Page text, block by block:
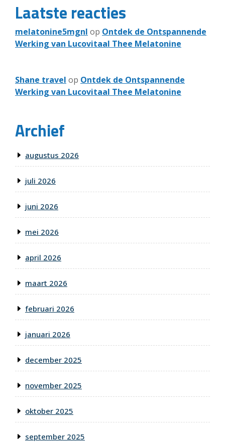
Laatste reacties
melatonine5mgnl op Ontdek de Ontspannende
Werking van Lucovitaal Thee Melatonine
Shane travel op Ontdek de Ontspannende
Werking van Lucovitaal Thee Melatonine
Archief
augustus 2026
juli 2026
juni 2026
mei 2026
april 2026
maart 2026
februari 2026
januari 2026
december 2025
november 2025
oktober 2025
september 2025